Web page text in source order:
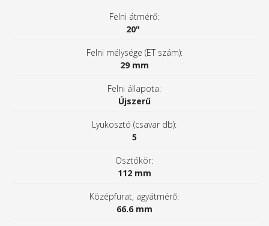
Felni átmérő:
20"
Felni mélysége (ET szám):
29 mm
Felni állapota:
Újszerű
Lyukosztó (csavar db):
5
Osztókör:
112 mm
Középfurat, agyátmérő:
66.6 mm